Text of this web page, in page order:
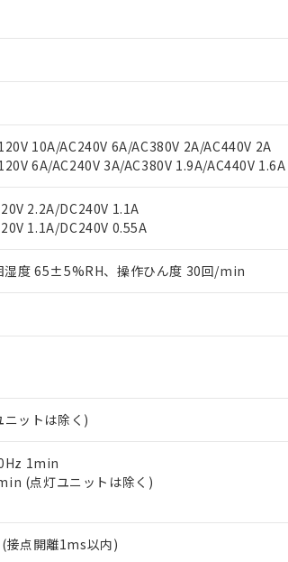
10A/AC240V 6A/AC380V 2A/AC440V 2A
6A/AC240V 3A/AC380V 1.9A/AC440V 1.6A
2.2A/DC240V 1.1A
1.1A/DC240V 0.55A
度 65±5%RH、操作ひん度 30回/min
ットは除く)
1min
(点灯ユニットは除く)
接点開離1ms以内)
価格はお客様のお取引先、またはお客様担当の
い。
当社販売拠点は「販売ネットワーク
」をご確
果を当社の事前の承諾なく第三者に漏洩または
ト作成サービス）をご利用いただくには、I-
で当社にご登録された部品リストについて、当
に関するお客様との取引・商談に必要な範囲で
"個人情報の共同利用に関して"
の「1.共同利
機器に対する適用除外項目は除く。
り、予定月が前後することがあります。
ド
ドすることができます。
証明書
）
を証明するもので、過去に遡って非含有を証
テル類４物質の対応では、対応完了までの期
を記載しておりました。
国RoHSの基準値以下であることを示します。
国RoHSの基準値を超えていることを示します
：
Cd(カドミウム) : 100ppm、
臭化ビフェニル類) : 1000ppm、 PBDEs(ポリ臭化ジフェ
フタル酸ジイソブチル) : 1000ppm、 BBP(フタル酸ブチル
: 1000ppm
べてが基準値以下であることを示します。
て有害物質が外部に漏えいし、環境に深刻な
うち、外国為替および外国貿易法に定める商品
、ミサイル、化学兵器、生物兵器またはその他
ん。
に販売する場合は、上記1、2および3の内容を
販売に係わる関係者が違法に輸出するおそれが
在庫あり
況については、お客様のお取引先、またはお
員にご確認ください)
庫状況の情報を公開していない機種